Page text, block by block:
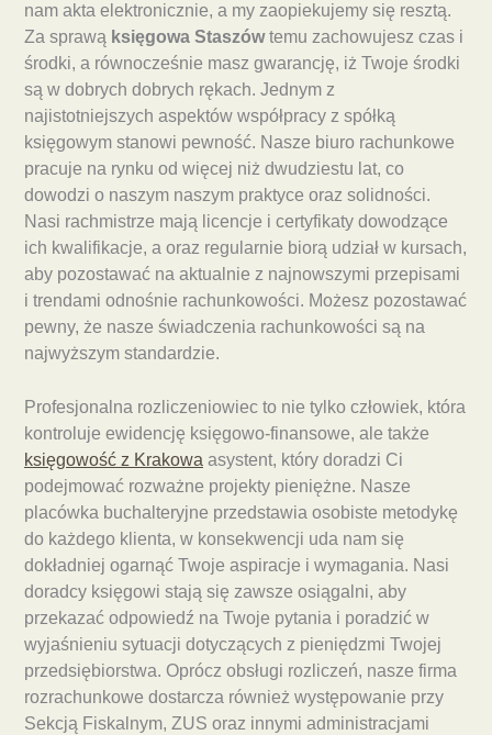
nam akta elektronicznie, a my zaopiekujemy się resztą.
Za sprawą księgowa Staszówtemu zachowujesz czas i
środki, a równocześnie masz gwarancję, iż Twoje środki
są w dobrych dobrych rękach. Jednym z
najistotniejszych aspektów współpracy z spółką
księgowym stanowi pewność. Nasze biuro rachunkowe
pracuje na rynku od więcej niż dwudziestu lat, co
dowodzi o naszym naszym praktyce oraz solidności.
Nasi rachmistrze mają licencje i certyfikaty dowodzące
ich kwalifikacje, a oraz regularnie biorą udział w kursach,
aby pozostawać na aktualnie z najnowszymi przepisami
i trendami odnośnie rachunkowości. Możesz pozostawać
pewny, że nasze świadczenia rachunkowości są na
najwyższym standardzie.
Profesjonalna rozliczeniowiec to nie tylko człowiek, która
kontroluje ewidencję księgowo-finansowe, ale także
księgowość z Krakowa asystent, który doradzi Ci
podejmować rozważne projekty pieniężne. Nasze
placówka buchalteryjne przedstawia osobiste metodykę
do każdego klienta, w konsekwencji uda nam się
dokładniej ogarnąć Twoje aspiracje i wymagania. Nasi
doradcy księgowi stają się zawsze osiągalni, aby
przekazać odpowiedź na Twoje pytania i poradzić w
wyjaśnieniu sytuacji dotyczących z pieniędzmi Twojej
przedsiębiorstwa. Oprócz obsługi rozliczeń, nasze firma
rozrachunkowe dostarcza również występowanie przy
Sekcją Fiskalnym, ZUS oraz innymi administracjami